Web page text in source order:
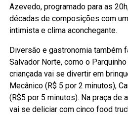
Azevedo, programado para as
décadas de composições com
intimista e clima aconchegante.
Diversão e gastronomia também
Salvador Norte, como o
criançada vai se divertir em
Mecânico (R$ 5 por 2 minutos),
(R$5 por 5 minutos). Na praça de
vai se deliciar com cinco food